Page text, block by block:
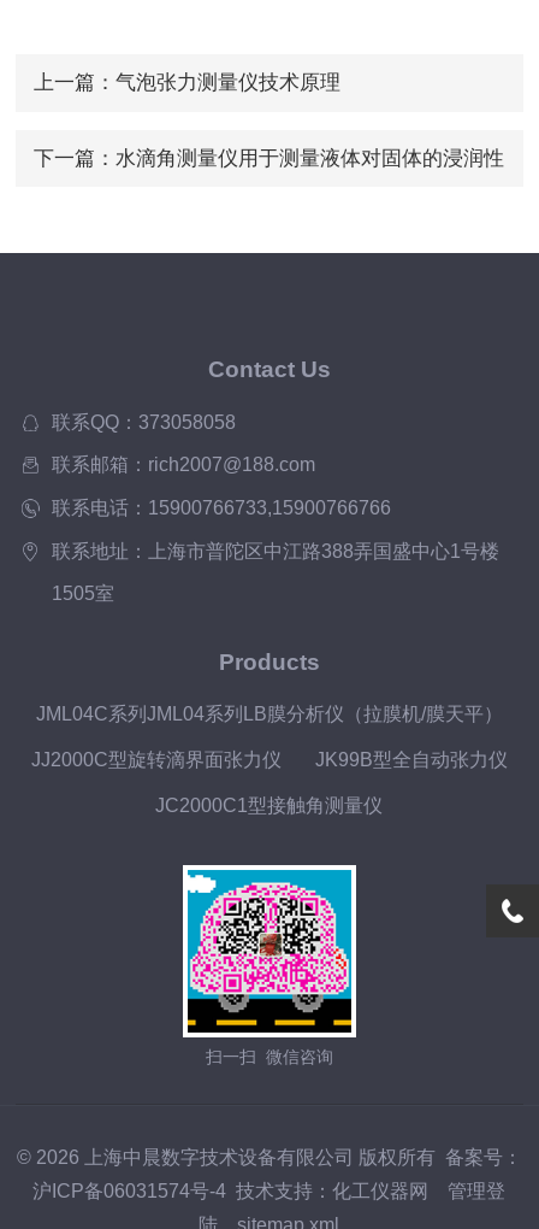
上一篇： 气泡张力测量仪技术原理
下一篇： 水滴角测量仪用于测量液体对固体的浸润性
Contact Us
联系QQ：373058058
联系邮箱：rich2007@188.com
联系电话：15900766733,15900766766
联系地址：上海市普陀区中江路388弄国盛中心1号楼
1505室
Products
JML04C系列JML04系列LB膜分析仪（拉膜机/膜天平）
JJ2000C型旋转滴界面张力仪 JK99B型全自动张力仪
JC2000C1型接触角测量仪
扫一扫 微信咨询
© 2026 上海中晨数字技术设备有限公司 版权所有 备案号：
沪ICP备06031574号-4 技术支持：化工仪器网
管理登
陆
sitemap.xml